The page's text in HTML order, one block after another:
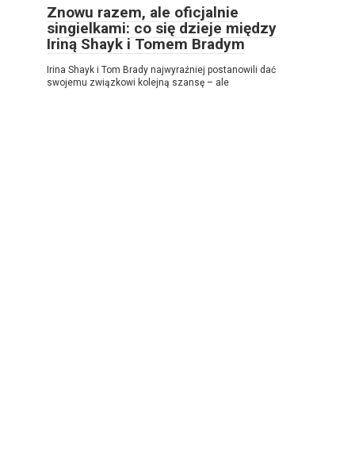
Znowu razem, ale oficjalnie
singielkami: co się dzieje między
Iriną Shayk i Tomem Bradym
Irina Shayk i Tom Brady najwyraźniej postanowili dać
swojemu związkowi kolejną szansę – ale